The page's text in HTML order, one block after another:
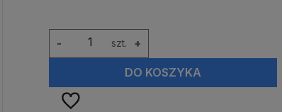
szt. +
-
DO KOSZYKA